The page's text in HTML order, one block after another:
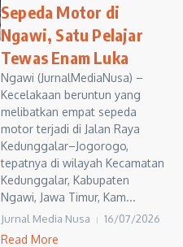
Sepeda Motor di
Ngawi, Satu Pelajar
Tewas Enam Luka
Ngawi (JurnalMediaNusa) –
Kecelakaan beruntun yang
melibatkan empat sepeda
motor terjadi di Jalan Raya
Kedunggalar–Jogorogo,
tepatnya di wilayah Kecamatan
Kedunggalar, Kabupaten
Ngawi, Jawa Timur, Kam...
Jurnal Media Nusa 16/07/2026
Read More